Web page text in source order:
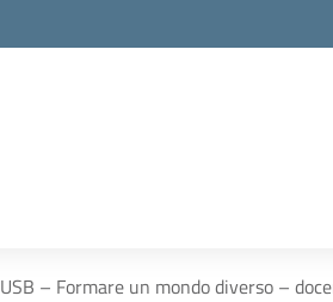
– Formare un mondo diverso –